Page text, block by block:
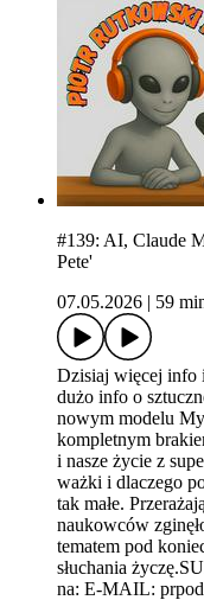
#139: AI, Claude
Pete'
07.05.2026
59
Dzisiaj więcej info
dużo info o
nowym modelu
kompletnym
i nasze życie z
ważki i dlaczego
tak małe.
naukowców
tematem pod
słuchania
na: E-MAIL: